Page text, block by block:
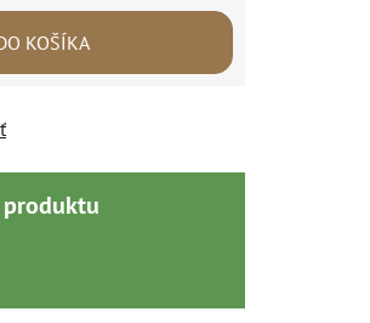
KOŠÍKA
produktu